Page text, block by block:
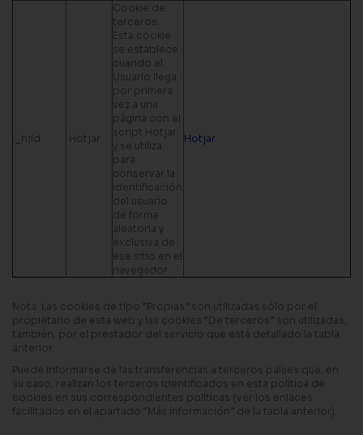
_hjid Hotjar
Cookie de
terceros.
Esta cookie
se establece
cuando el
Usuario llega
por primera
vez a una
página con el
script Hotjar
y se utiliza
para
conservar la
identificación
del usuario
de forma
aleatoria y
exclusiva de
ese sitio en el
navegador.
Hotjar
Nota: Las cookies de tipo “Propias” son utilizadas sólo por el
propietario de esta web y las cookies “De terceros” son utilizadas,
también, por el prestador del servicio que está detallado la tabla
anterior.
Puede informarse de las transferencias a terceros países que, en
su caso, realizan los terceros identificados en esta política de
cookies en sus correspondientes políticas (ver los enlaces
facilitados en el apartado “Más información” de la tabla anterior).